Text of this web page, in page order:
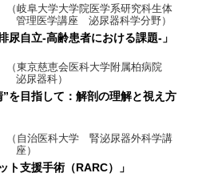
（岐阜大学大学院医学系研究科生体
管理医学講座 泌尿器科学分野）
尿自立-高齢患者における課題-」
（東京慈恵会医科大学附属柏病院
泌尿器科）
”を目指して：解剖の理解と視え方
（自治医科大学 腎泌尿器外科学講
座）
ト支援手術（RARC）」